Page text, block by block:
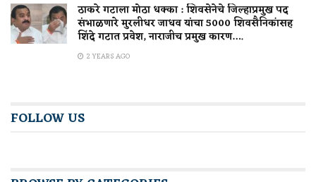
ठाकरे गटाला मोठा धक्का : शिवसेनेचे जिल्हाप्रमुख पद
संभाळणारे मुरलीधर जाधव यांचा 5000 शिवसैनिकांसह
शिंदे गटात प्रवेश, नाराजीच प्रमुख कारण….
2 YEARS AGO
FOLLOW US